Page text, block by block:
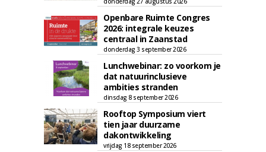
Openbare Ruimte Congres
2026: integrale keuzes
centraal in Zaanstad
donderdag 3 september 2026
Lunchwebinar: zo voorkom je
dat natuurinclusieve
ambities stranden
dinsdag 8 september 2026
Rooftop Symposium viert
tien jaar duurzame
dakontwikkeling
vrijdag 18 september 2026